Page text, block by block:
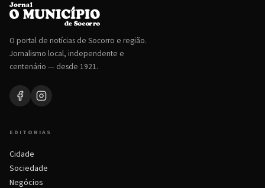
O portal de notícias de Socorro e região.
Jornalismo local, independente e
centenário — desde 1921.
EDITORIAS
Cidade
Sociedade
Negócios